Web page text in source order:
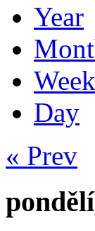
Year
Week
Day
« Prev